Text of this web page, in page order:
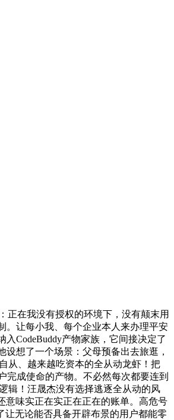
在我没有授权的环境下，没有颠末用
。让每小我、每个企业本人来办理平安
CodeBuddy产物家族，它间接决定了
想了一个场景：父母预备出去旅逛，
从、越来越吃资本的全从动龙虾！把
完成使命的产物。不必然每次都要连到
辑！汪晟杰没有选择逃逐全从动的风
意味实正在实正在正在的账单。高危号
让无论能否具备开辟布景的用户都能零